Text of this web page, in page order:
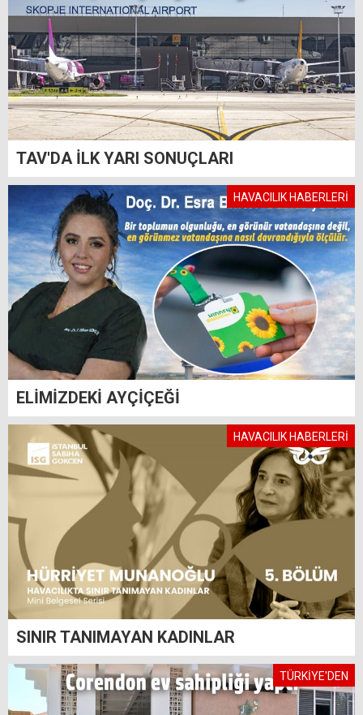
TAV'DA İLK YARI SONUÇLARI
HAVACILIK HABERLERİ
ELİMİZDEKİ AYÇİÇEĞİ
HAVACILIK HABERLERİ
SINIR TANIMAYAN KADINLAR
TÜRKİYE'DEN